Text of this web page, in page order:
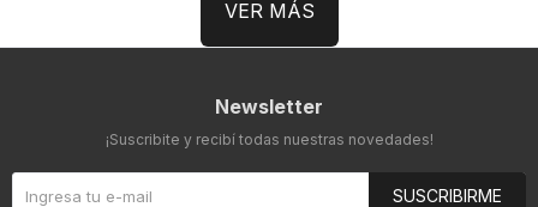
VER MÁS
Newsletter
¡Suscribite y recibí todas nuestras novedades!
SUSCRIBIRME